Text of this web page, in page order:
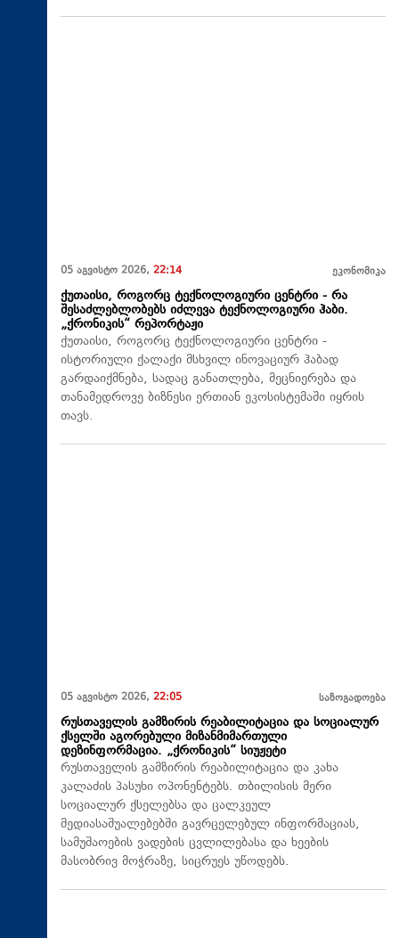
05 აგვისტო 2026, 22:14 ეკონომიკა
ქუთაისი, როგორც ტექნოლოგიური ცენტრი - რა
შესაძლებლობებს იძლევა ტექნოლოგიური ჰაბი.
„ქრონიკის“ რეპორტაჟი
ქუთაისი, როგორც ტექნოლოგიური ცენტრი -
ისტორიული ქალაქი მსხვილ ინოვაციურ ჰაბად
გარდაიქმნება, სადაც განათლება, მეცნიერება და
თანამედროვე ბიზნესი ერთიან ეკოსისტემაში იყრის
თავს.
05 აგვისტო 2026, 22:05 საზოგადოება
რუსთაველის გამზირის რეაბილიტაცია და სოციალურ
ქსელში აგორებული მიზანმიმართული
დეზინფორმაცია. „ქრონიკის“ სიუჟეტი
რუსთაველის გამზირის რეაბილიტაცია და კახა
კალაძის პასუხი ოპონენტებს. თბილისის მერი
სოციალურ ქსელებსა და ცალკეულ
მედიასაშუალებებში გავრცელებულ ინფორმაციას,
სამუშაოების ვადების ცვლილებასა და ხეების
მასობრივ მოჭრაზე, სიცრუეს უწოდებს.